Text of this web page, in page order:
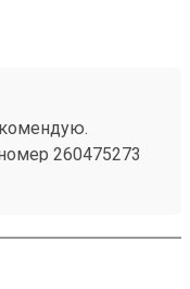
260475273